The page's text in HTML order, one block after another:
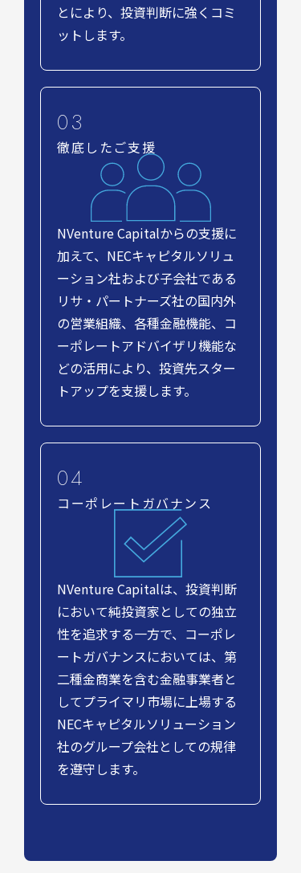
とにより、投資判断に強くコミ
ットします。
徹底したご支援
NVenture Capitalからの支援に
加えて、NECキャピタルソリュ
ーション社および子会社である
リサ・パートナーズ社の国内外
の営業組織、各種金融機能、コ
ーポレートアドバイザリ機能な
どの活用により、投資先スター
トアップを支援します。
コーポレートガバナンス
NVenture Capitalは、投資判断
において純投資家としての独立
性を追求する一方で、コーポレ
ートガバナンスにおいては、第
二種金商業を含む金融事業者と
してプライマリ市場に上場する
NECキャピタルソリューション
社のグループ会社としての規律
を遵守します。